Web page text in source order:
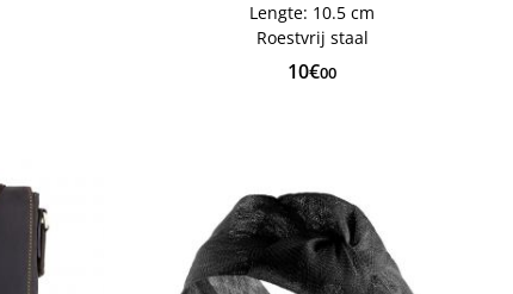
Lengte: 10.5 cm
Roestvrij staal
10€00